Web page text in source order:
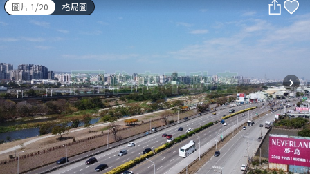
圖片 1/20 格局圖